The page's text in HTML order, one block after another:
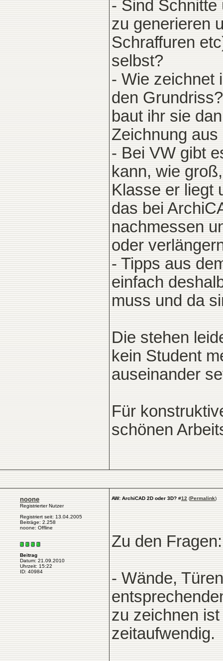
- Sind
zu generieren
Schraffuren
selbst?
- Wie zeichnet
den
baut ihr sie
Zeichnung
- Bei VW gibt
kann, wie
Klasse er liegt
das bei
nachmessen
oder
- Tipps aus
einfach
muss und da
Die stehen
kein Student
auseinander
Für
schönen
noone
Registrierter Nutzer
Registriert seit: 13.04.2005
Beiträge: 2.258
noone: Offline
Beitrag
Datum: 21.09.2010
Uhrzeit: 15:22
ID: 40984
AW: ArchiCAD 2D oder 3D? #12 (Permalink)
Zu den Fragen:
- Wände,
zu zeichnen
zeitaufwendig.